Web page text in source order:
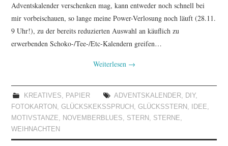
Adventskalender verschenken mag, kann entweder noch schnell bei
mir vorbeischauen, so lange meine Power-Verlosung noch läuft (28.11.
9 Uhr!), zu der bereits reduzierten Auswahl an käuflich zu
erwerbenden Schoko-/Tee-/Etc-Kalendern greifen…
Weiterlesen →
KREATIVES, PAPIER ADVENTSKALENDER, DIY,
FOTOKARTON ,GLÜCKSKEKSSPRUCH ,GLÜCKSSTERN , IDEE,
MOTIVSTANZE, NOVEMBERBLUES, STERN , STERNE,
WEIHNACHTEN